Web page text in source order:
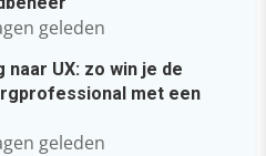
geleden
naar UX: zo win je de
met een
geleden